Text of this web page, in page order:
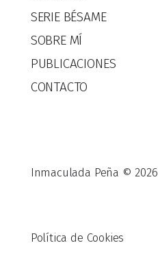
SERIE BÉSAME
SOBRE MÍ
PUBLICACIONES
CONTACTO
Inmaculada Peña © 2026
Política de Cookies